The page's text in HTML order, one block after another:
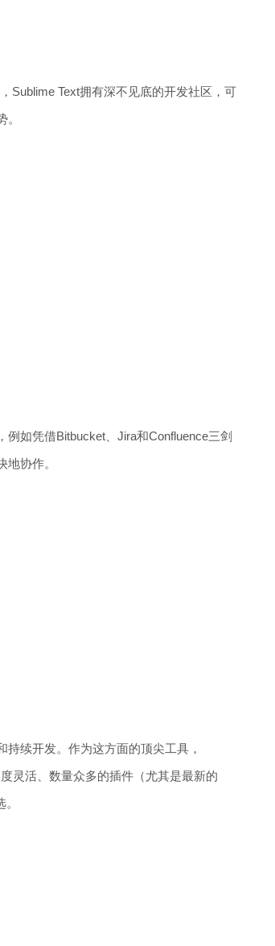
Sublime Text拥有深不见底的开发社区，可
如凭借Bitbucket、Jira和Confluence三剑
协作。
续开发。作为这方面的顶尖工具，
灵活、数量众多的插件（尤其是最新的